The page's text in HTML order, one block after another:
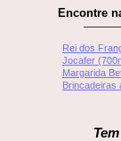
Encontre
Rei dos
Jocafer
Margarida
Brincadeiras